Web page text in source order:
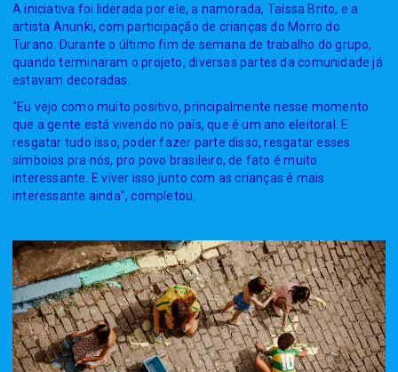
A iniciativa foi liderada por ele, a namorada, Taíssa Brito, e a
artista Anunki, com participação de crianças do Morro do
Turano. Durante o último fim de semana de trabalho do grupo,
quando terminaram o projeto, diversas partes da comunidade já
estavam decoradas.
“Eu vejo como muito positivo, principalmente nesse momento
que a gente está vivendo no país, que é um ano eleitoral. E
resgatar tudo isso, poder fazer parte disso, resgatar esses
símbolos pra nós, pro povo brasileiro, de fato é muito
interessante. E viver isso junto com as crianças é mais
interessante ainda”, completou.